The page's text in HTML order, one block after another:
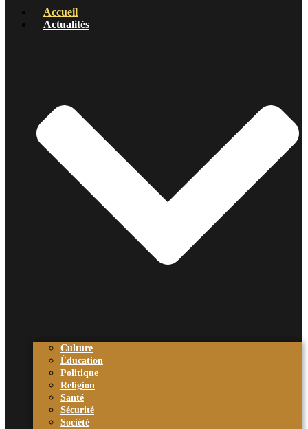
Accueil
Actualités
Culture
Éducation
Politique
Religion
Santé
Sécurité
Société